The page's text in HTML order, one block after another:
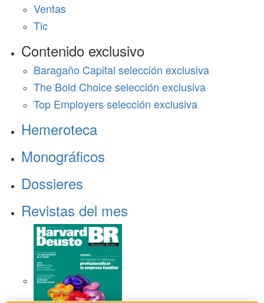
Ventas
Tic
Contenido exclusivo
Baragaño Capital selección exclusiva
The Bold Choice selección exclusiva
Top Employers selección exclusiva
Hemeroteca
Monográficos
Dossieres
Revistas del mes